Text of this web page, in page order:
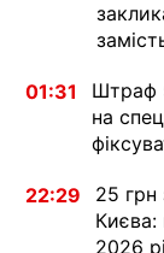
01:31
Штраф
на
22:29
25 грн
Києва:
2026